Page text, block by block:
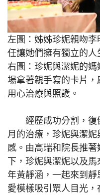
左圖：姊姊珍妮親吻
任讓她們擁有獨立的人
右圖：珍妮與潔妮的
場拿著親手寫的卡片
用心治療與照護。
經歷成功分割，復
月的治療，珍妮與潔
感。由高瑞和院長推
下，珍妮與潔妮以及
年黃靜涵，一起來到
愛模樣吸引眾人目光